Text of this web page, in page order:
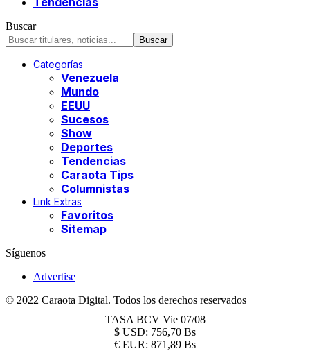
Buscar
Categorías
Venezuela
Mundo
EEUU
Sucesos
Show
Deportes
Tendencias
Caraota Tips
Columnistas
Link Extras
Favoritos
Sitemap
Síguenos
Advertise
© 2022 Caraota Digital. Todos los derechos reservados
TASA BCV Vie 07/08
$ USD: 756,70 Bs
€ EUR: 871,89 Bs